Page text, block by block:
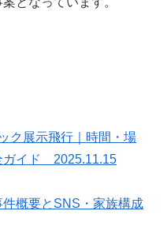
ク展示飛行｜時間・場
ガイド 2025.11.15
概要とSNS・家族構成